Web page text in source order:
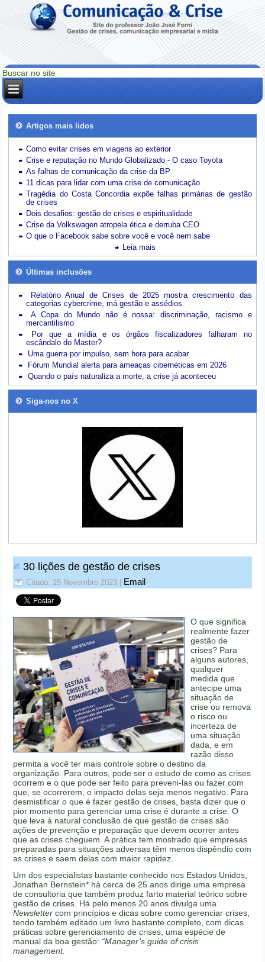
Artigos mais lidos
Como evitar crises em viagens ao exterior
Crise e reputação no Mundo Globalizado - O caso Toyota
As falhas de comunicação da crise da BP
11 dicas para lidar com uma crise de comunicação
Tragédia do Costa Concordia expõe falhas primárias de gestão
de crises
Dois desafios: gestão de crises e espiritualidade
Crise da Volkswagen atropela ética e derruba CEO
O que o Facebook sabe sobre você e você nem sabe
Leia mais
Últimas inclusões
Relatório Anual de Crises de 2025 mostra crescimento das
categorias cybercrime, má gestão e assédios
A Copa do Mundo não é nossa: discriminação, racismo e
mercantilismo
Por que a mídia e os órgãos fiscalizadores falharam no
escândalo do Master?
Uma guerra por impulso, sem hora para acabar
Fórum Mundial alerta para ameaças cibernéticas em 2026
Quando o país naturaliza a morte, a crise já aconteceu
Siga-nos no X
30 lições de gestão de crises
Criado: 15 Novembro 2023 Email
O que significa
realmente fazer
gestão de
crises? Para
alguns autores,
qualquer
medida que
antecipe uma
situação de
crise ou remova
o risco ou
incerteza de
uma situação
dada, e em
razão disso
permita a você ter mais controle sobre o destino da
organização. Para outros, pode ser o estudo de como as crises
ocorrem e o que pode ser feito para preveni-las ou fazer com
que, se ocorrerem, o impacto delas seja menos negativo. Para
desmistificar o que é fazer gestão de crises, basta dizer que o
pior momento para gerenciar uma crise é durante a crise. O
que leva à natural conclusão de que gestão de crises são
ações de prevenção e preparação que devem ocorrer antes
que as crises cheguem. A prática tem mostrado que empresas
preparadas para situações adversas têm menos dispêndio com
as crises e saem delas com maior rapidez.
Um dos especialistas bastante conhecido nos Estados Unidos,
Jonathan Bernstein* há cerca de 25 anos dirige uma empresa
de consultoria que também produz farto material teórico sobre
gestão de crises. Há pelo menos 20 anos divulga uma
Newsletter com princípios e dicas sobre como gerenciar crises,
tendo também editado um livro bastante completo, com dicas
práticas sobre gerenciamento de crises, uma espécie de
manual da boa gestão: “Manager’s guide of crisis
management.